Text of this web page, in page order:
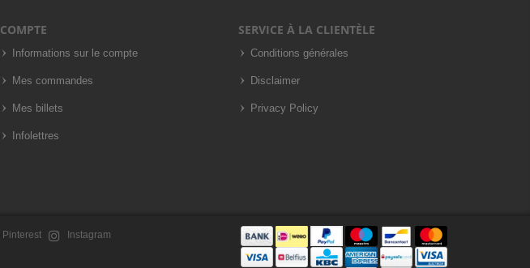
COMPTE
Informations sur le compte
Mes commandes
Mes billets
Infolettres
SERVICE À LA CLIENTÈLE
Conditions générales
Disclaimer
Privacy Policy
Pinterest Instagram